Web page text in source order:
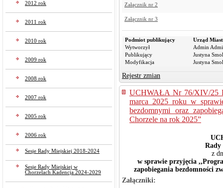
2012 rok
2011 rok
2010 rok
2009 rok
2008 rok
2007 rok
2005 rok
2006 rok
Sesje Rady Miejskiej 2018-2024
Sesje Rady Miejskiej w
Chorzelach Kadencja 2024-2029
Załącznik nr 2
Załącznik nr 3
Podmiot publikujący
Urząd
Wytworzył
Admin
Publikujący
Justyna
Modyfikacja
Justyna
Rejestr zmian
UCHWAŁA Nr 76/XIV/25
marca 2025 roku w
bezdomnymi oraz
Chorzele na rok 2025”
Rady
z
w sprawie przyjęcia
zapobiegania bezdomności
Załączniki: